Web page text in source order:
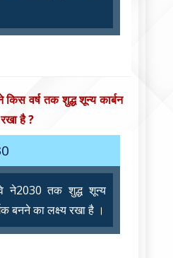
किस वर्ष तक शुद्ध शून्य कार्बन
है ?
ने2030 तक शुद्ध शून्य
बनने का लक्ष्य रखा है ।